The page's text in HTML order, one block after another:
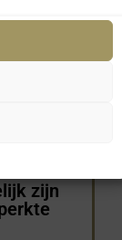
mensen
zijn